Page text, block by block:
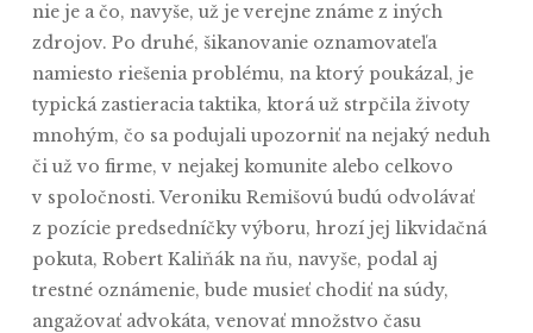
nie je a čo, navyše, už je verejne známe z iných
zdrojov. Po druhé, šikanovanie oznamovateľa
namiesto riešenia problému, na ktorý poukázal, je
typická zastieracia taktika, ktorá už strpčila životy
mnohým, čo sa podujali upozorniť na nejaký neduh
či už vo firme, v nejakej komunite alebo celkovo
v spoločnosti. Veroniku Remišovú budú odvolávať
z pozície predsedníčky výboru, hrozí jej likvidačná
pokuta, Robert Kaliňák na ňu, navyše, podal aj
trestné oznámenie, bude musieť chodiť na súdy,
angažovať advokáta, venovať množstvo času